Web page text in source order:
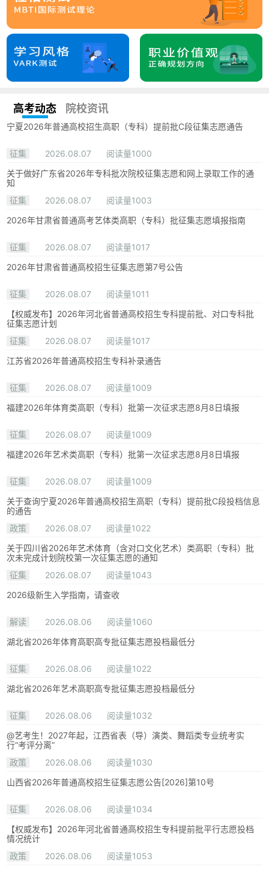
高考动态 院校资讯
宁夏2026年普通高校招生高职（专科）提前批C段征集志愿通告
征集 2026.08.07
阅读量1000
关于做好广东省2026年专科批次院校征集志愿和网上录取工作的通
知
征集
2026.08.07
阅读量1003
2026年甘肃省普通高考艺体类高职（专科）批征集志愿填报指南
征集 2026.08.07
阅读量1017
2026年甘肃省普通高校招生征集志愿第7号公告
征集 2026.08.07
阅读量1011
【权威发布】2026年河北省普通高校招生专科提前批、对口专科批
征集志愿计划
征集
2026.08.07
阅读量1017
江苏省2026年普通高校招生专科补录通告
征集 2026.08.07
阅读量1009
福建2026年体育类高职（专科）批第一次征求志愿8月8日填报
征集 2026.08.07
阅读量1009
福建2026年艺术类高职（专科）批第一次征求志愿8月8日填报
征集 2026.08.07
阅读量1009
关于查询宁夏2026年普通高校招生高职（专科）提前批C段投档信息
的通告
政策
2026.08.07
阅读量1022
关于四川省2026年艺术体育（含对口文化艺术）类高职（专科）批
次未完成计划院校第一次征集志愿的通知
征集
2026.08.07
阅读量1043
2026级新生入学指南，请查收
解读 2026.08.06
阅读量1060
湖北省2026年体育高职高专批征集志愿投档最低分
征集 2026.08.06
阅读量1022
湖北省2026年艺术高职高专批征集志愿投档最低分
征集 2026.08.06
阅读量1032
@艺考生！2027年起，江西省表（导）演类、舞蹈类专业统考实
行“考评分离”
政策
2026.08.06
阅读量1030
山西省2026年普通高校招生征集志愿公告[2026]第10号
征集 2026.08.06
阅读量1034
【权威发布】2026年河北省普通高校招生专科提前批平行志愿投档
情况统计
政策
2026.08.06
阅读量1053